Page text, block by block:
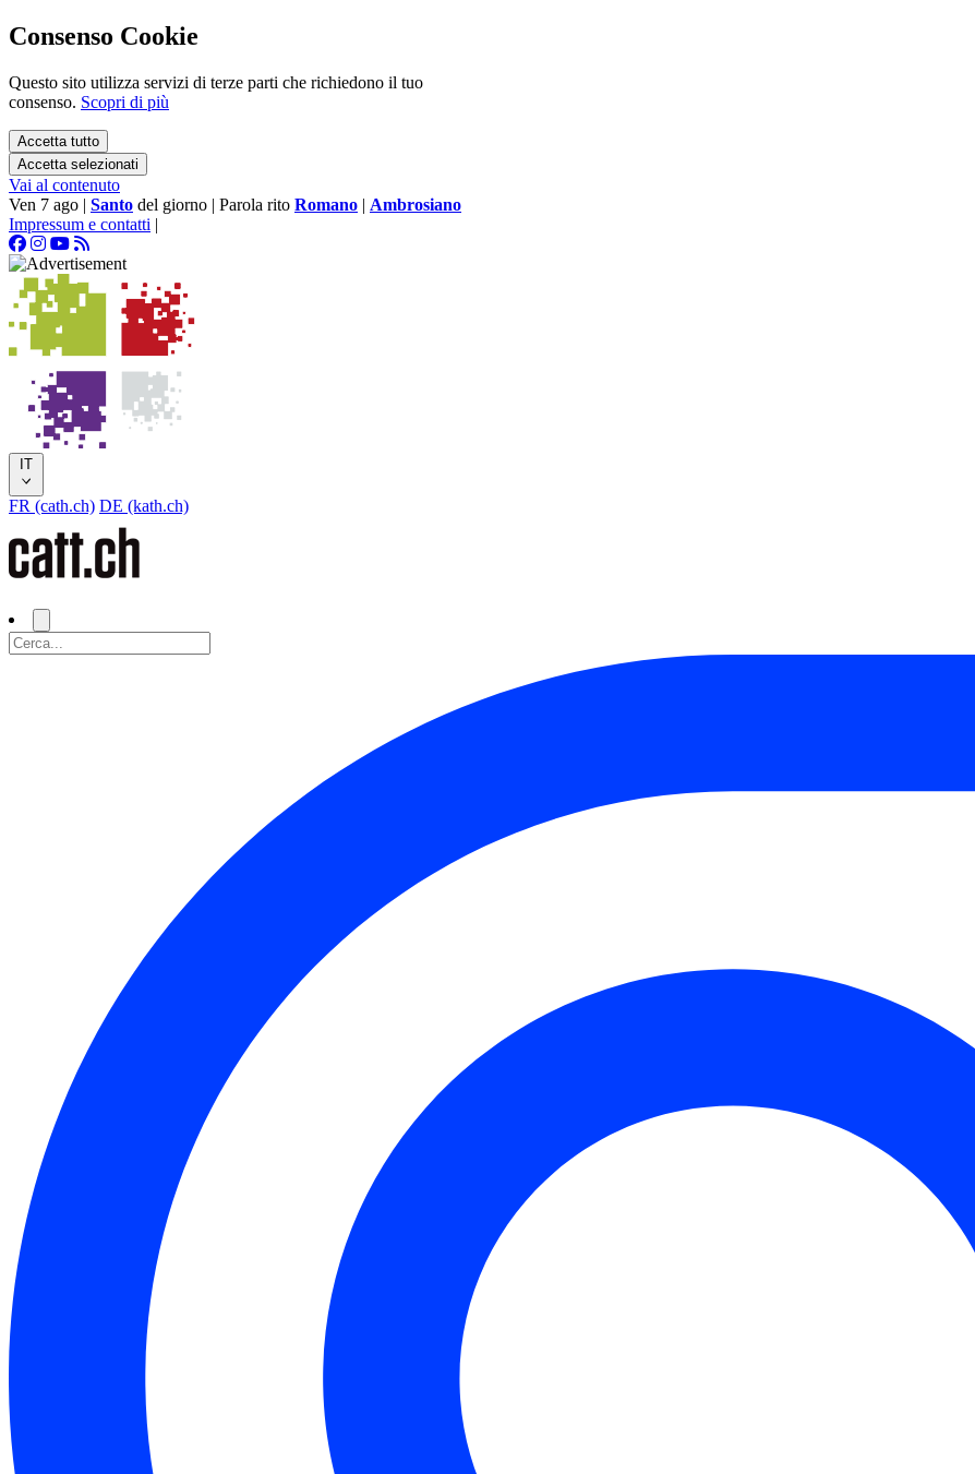
Consenso Cookie
Questo sito utilizza servizi di terze parti che richiedono il tuo
consenso. Scopri di più
Accetta tutto
Accetta selezionati
Vai al contenuto
Ven 7 ago | Santo del giorno | Parola rito Romano | Ambrosiano
Impressum e contatti |
IT
FR (cath.ch) DE (kath.ch)